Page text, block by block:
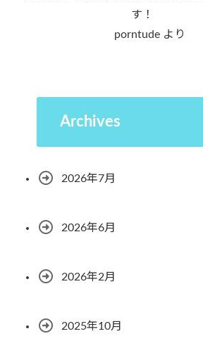
す！
porntudeより
Archives
2026年7月
2026年6月
2026年2月
2025年10月